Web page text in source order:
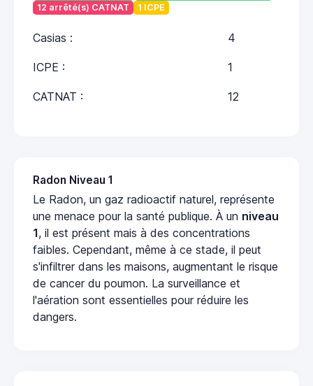
12 arrêté(s) CATNAT
1 ICPE
Casias : 4
ICPE : 1
CATNAT : 12
Radon Niveau 1
Le Radon, un gaz radioactif naturel, représente
une menace pour la santé publique. À un niveau
1, il est présent mais à des concentrations
faibles. Cependant, même à ce stade, il peut
s'infiltrer dans les maisons, augmentant le risque
de cancer du poumon. La surveillance et
l'aération sont essentielles pour réduire les
dangers.